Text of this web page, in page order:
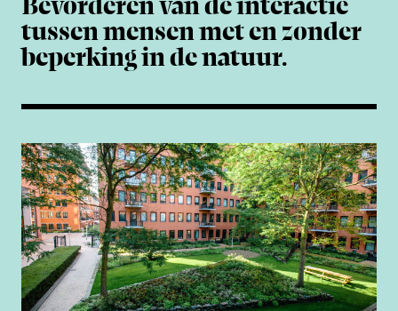
tussen mensen met en zonder
beperking in de natuur.